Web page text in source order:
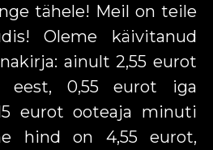
tähele! Meil on teile
Oleme käivitanud
ainult 2,55 eurot
eest, 0,55 eurot iga
eurot ooteaja minuti
hind on 4,55 eurot,